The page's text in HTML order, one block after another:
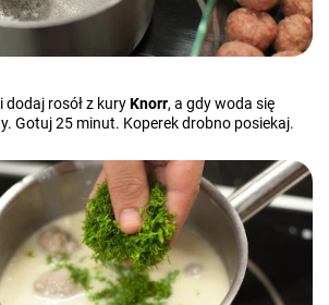
dodaj rosół z kuryKnorr, a gdy woda się
Gotuj 25 minut. Koperek drobno posiekaj.